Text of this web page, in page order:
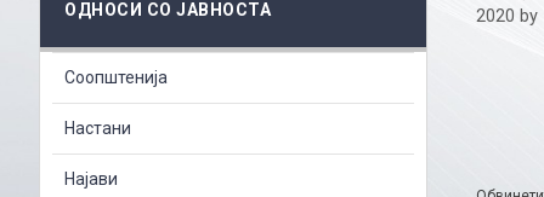
2020 by
ОДНОСИ СО ЈАВНОСТА
Соопштенија
Настани
Најави